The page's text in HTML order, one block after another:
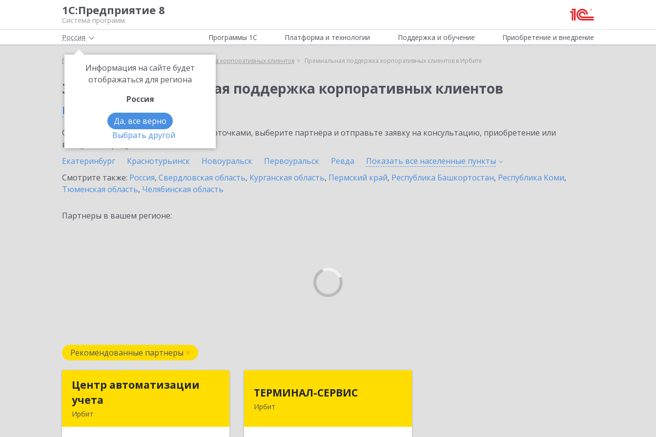
1С:Предприятие 8
Система программ
Россия
Информация на сайте будет
отображаться для региона
Россия
Да, все верно
Выбрать другой
Программы 1С Платформа и технологии Поддержка и обучение Приобретение и внедрение
Главная Премиальная поддержка корпоративных клиентов Премиальная поддержка корпоративных клиентов в Ирбите
Заказать Премиальная поддержка корпоративных клиентов
в Ирбите
Ознакомьтесь с информационными карточками, выберите партнёра и отправьте заявку на консультацию, приобретение или
внедрение продукта.
Екатеринбург
Краснотурьинск Новоуральск Первоуральск Ревда Показать все населенные пункты
Смотрите также: Россия, Свердловская область, Курганская область, Пермский край, Республика Башкортостан, Республика Коми,
Тюменская область, Челябинская область
Партнеры в вашем регионе:
Рекомендованные партнеры
Центр автоматизации
учета
Ирбит
Центр автоматизации
ТЕРМИНАЛ-СЕРВИС
Ирбит623850, Свердловская обл, Ирбит г,